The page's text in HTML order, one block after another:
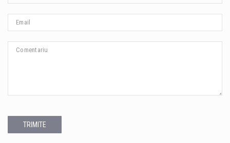
TRIMITE